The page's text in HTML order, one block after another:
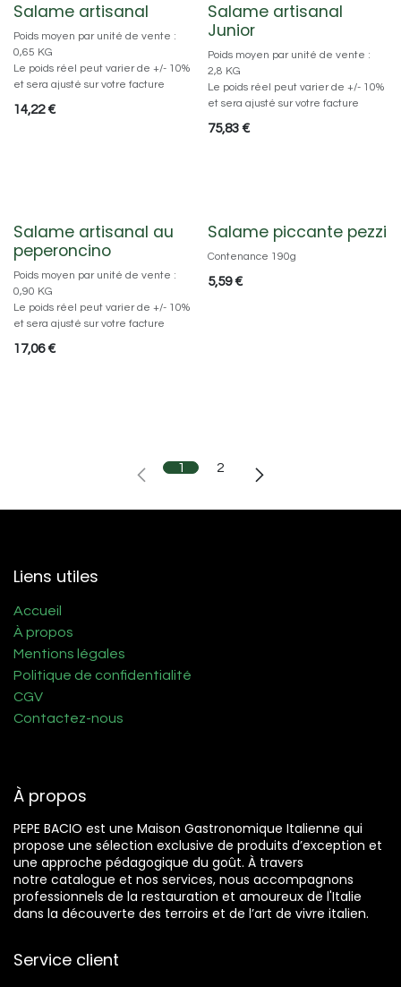
Salame artisanal
Poids moyen par unité de vente :
0,65 KG
Le poids réel peut varier de +/- 10%
et sera ajusté sur votre facture
14,22€
Salame artisanal
Junior
Poids moyen par unité de vente :
2,8 KG
Le poids réel peut varier de +/- 10%
et sera ajusté sur votre facture
75,83€
Salame artisanal au
peperoncino
Poids moyen par unité de vente :
0,90 KG
Le poids réel peut varier de +/- 10%
et sera ajusté sur votre facture
17,06€
Salame piccante pezzi
Contenance 190g
5,59€
1 2
Liens utiles
Accueil
À propos
Mentions légales
Politique de confidentialité
CGV
Contactez-nous
À propos
PEPE BACIO est une Maison Gastronomique Italienne qui
propose une sélection exclusive de produits d’exception et
une approche pédagogique du goût. À travers
notre catalogue et nos services, nous accompagnons
professionnels de la restauration et amoureux de l'Italie
dans la découverte des terroirs et de l’art de vivre italien.
Service client